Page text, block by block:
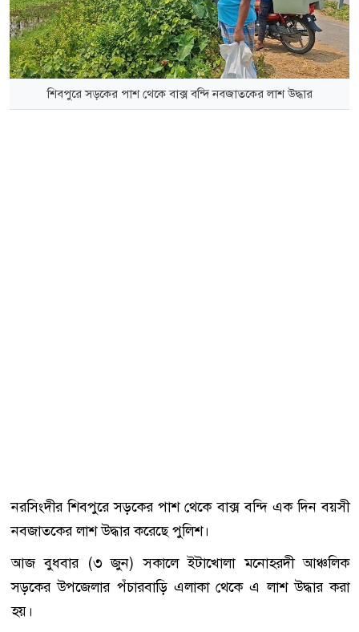
শিবপুরে সড়কের পাশ থেকে বাক্স বন্দি নবজাতকের লাশ উদ্ধার
নরসিংদীর শিবপুরে সড়কের পাশ থেকে বাক্স বন্দি এক দিন বয়সী
নবজাতকের লাশ উদ্ধার করেছে পুলিশ।
আজ বুধবার (৩ জুন) সকালে ইটাখোলা মনোহরদী আঞ্চলিক
সড়কের উপজেলার পঁচারবাড়ি এলাকা থেকে এ লাশ উদ্ধার করা
হয়।